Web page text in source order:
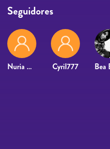
Seguidores
Nuria Alcazar Perez Cyril777